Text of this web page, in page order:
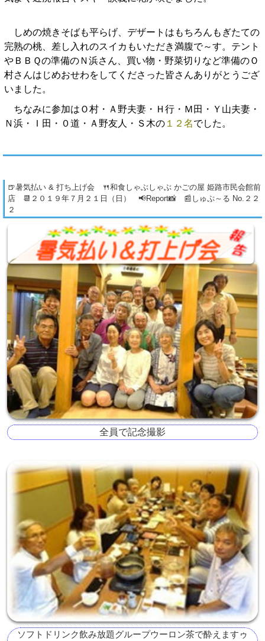
しめの焼きそばも平らげ、デザートはもちろんもぎたての
完熟の桃、差し入れのスイカもいただき満腹で～す。テント
やＢＢＱの準備のＮ浜さん、買い物・野菜切りなど準備のＯ
村さんはじめおせわをしてくださった皆さんありがとうござ
いました。
ちなみに参加はＯ村・Ａ野夫妻・Ｈ行・Ｍ田・Ｙ山夫妻・
Ｎ浜・Ｉ田・０道・Ａ野友人・Ｓ木の１２名でした。
🍺暑気払い & 打ち上げ会 🍴和食しゃぶしゃぶ かごの屋 姫路市民会館前
店 📆２０１９年７月２１日（日） 📢Report📸 📰しゅぷ～る No.２２
２
全員で記念撮影
ソフトドリンク飲み放題グループウーロン茶で酔えますゥ